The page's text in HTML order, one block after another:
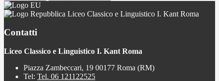
Liceo Classico e Linguistico I. Kant Roma
Contatti
Liceo Classico e Linguistico I. Kant Roma
Piazza Zambeccari, 19 00177 Roma (RM)
Tel: Tel. 06 121122525